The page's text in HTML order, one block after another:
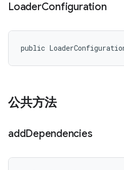
LoaderConfiguration
public
公共方法
addDependencies